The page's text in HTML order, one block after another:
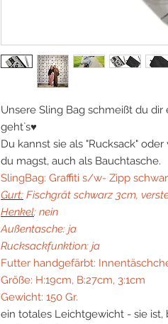
Unsere Sling Bag schmeißt du
geht`s♥
Du kannst sie als "Rucksack"
du magst, auch als Bauchtasche.
SlingBag: Graffiti s/w- Zipp
Gurt: Fischgrät schwarz 3cm,
Henkel: nein
Außentasche: ja
Rucksackfunktion: ja
Futter handgefärbt:
Größe: H:19cm, B:27cm, 3:1cm
Gewicht: 150 Gr.
ein totales Leichtgewicht - sie ist,